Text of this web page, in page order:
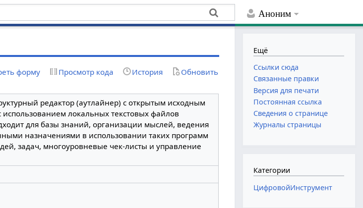
Аноним
форму Просмотр кода История Обновить
редактор (аутлайнер) с открытым исходным
использованием локальных текстовых файлов
для базы знаний, организации мыслей, ведения
назначениями в использовании таких программ
задач, многоуровневые чек-листы и управление
Ещё
Ссылки сюда
Связанные правки
Версия для печати
Постоянная ссылка
Сведения о странице
Журналы страницы
Категории
ЦифровойИнструмент